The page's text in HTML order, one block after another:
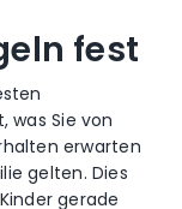
fest
was Sie von
erwarten
gelten. Dies
gerade